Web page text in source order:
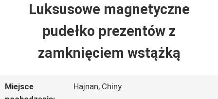
FILMY
POKAZ
Luksusowe magnetyczne
pudełko prezentów z
zamknięciem wstążką
Miejsce
Hajnan, Chiny